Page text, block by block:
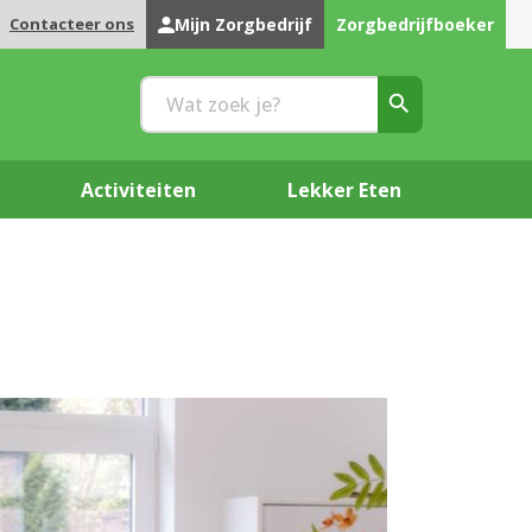
Contacteer ons Mijn Zorgbedrijf Zorgbedrijfboeker
Activiteiten Lekker Eten